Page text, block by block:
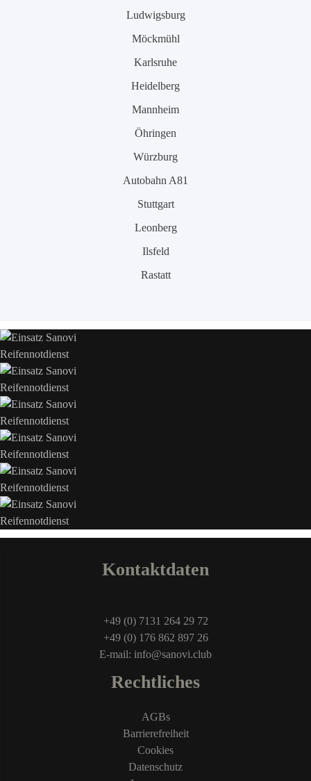
Ludwigsburg
Möckmühl
Karlsruhe
Heidelberg
Mannheim
Öhringen
Würzburg
Autobahn A81
Stuttgart
Leonberg
Ilsfeld
Rastatt
Kontaktdaten
+49 (0) 7131 264 29 72
+49 (0) 176 862 897 26
E-mail: info@sanovi.club
Rechtliches
AGBs
Barrierefreiheit
Cookies
Datenschutz